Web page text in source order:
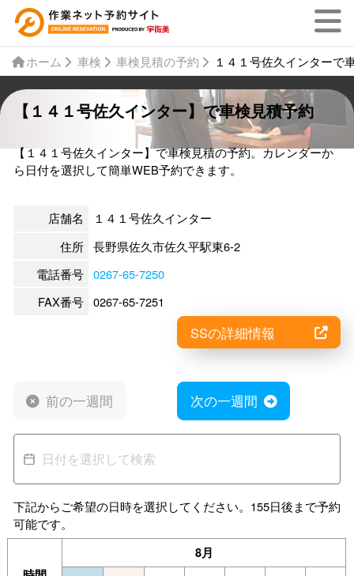
ホーム 車検 車検見積の予約 １４１号佐久インターで
【１４１号佐久インター】で車検見積予約
【１４１号佐久インター】で車検見積の予約。カレンダーか
ら日付を選択して簡単WEB予約できます。
店舗名
１４１号佐久インター
住所 長野県佐久市佐久平駅東6-2
電話番号 0267-65-7250
FAX番号 0267-65-7251
SSの詳細情報
前の一週間 次の一週間
下記からご希望の日時を選択してください。155日後まで予約
可能です。
8月